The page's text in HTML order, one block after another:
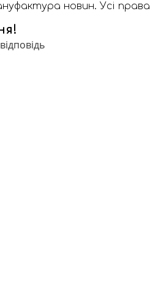
новин. Усі права